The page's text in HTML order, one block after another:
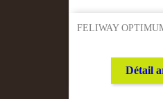
FELIWAY
Détail